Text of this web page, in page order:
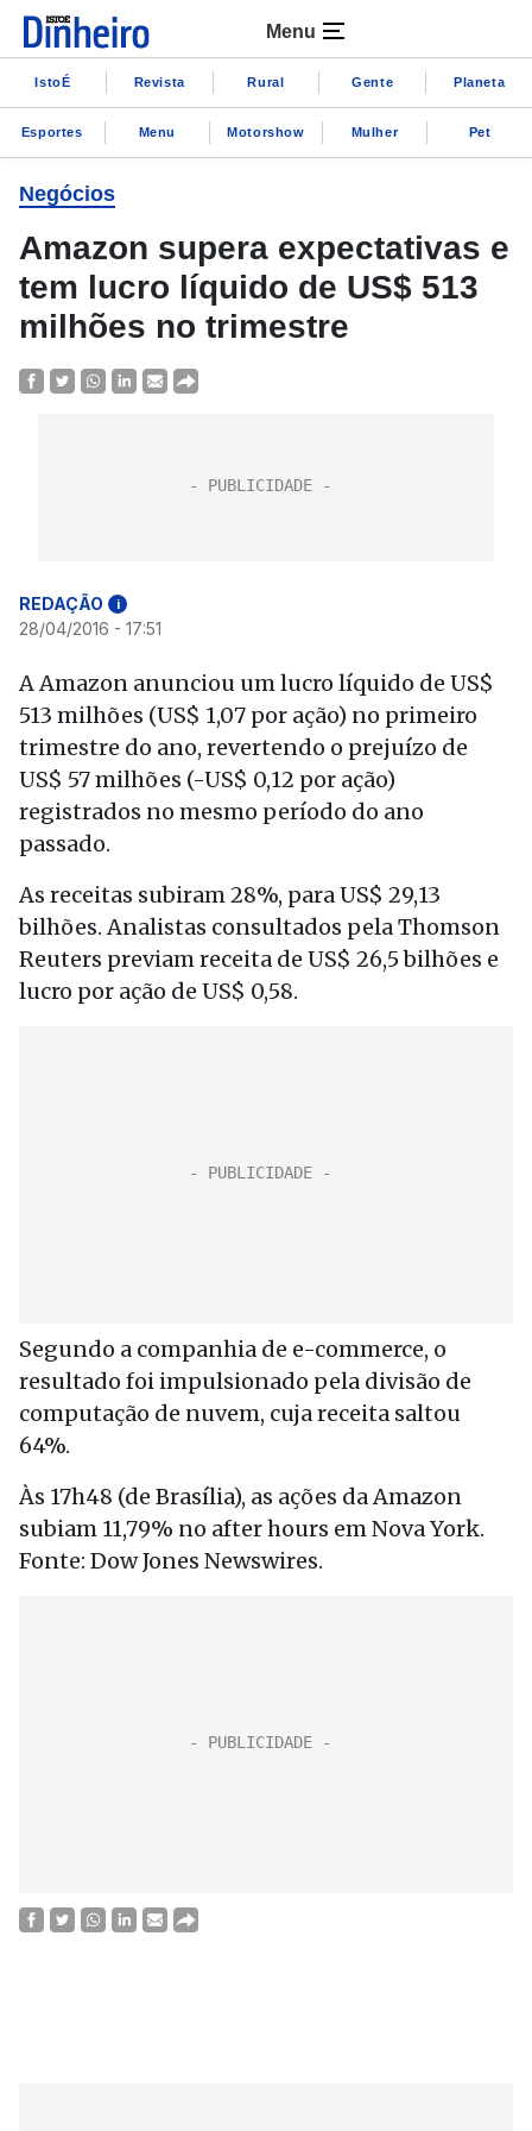
Menu
IstoÉ Revista Rural Gente Planeta
Esportes Menu Motorshow Mulher Pet
Negócios
Amazon supera expectativas e
tem lucro líquido de US$ 513
milhões no trimestre
REDAÇÃO i
28/04/2016 - 17:51
A Amazon anunciou um lucro líquido de US$
513 milhões (US$ 1,07 por ação) no primeiro
trimestre do ano, revertendo o prejuízo de
US$ 57 milhões (-US$ 0,12 por ação)
registrados no mesmo período do ano
passado.
As receitas subiram 28%, para US$ 29,13
bilhões. Analistas consultados pela Thomson
Reuters previam receita de US$ 26,5 bilhões e
lucro por ação de US$ 0,58.
Segundo a companhia de e-commerce, o
resultado foi impulsionado pela divisão de
computação de nuvem, cuja receita saltou
64%.
Às 17h48 (de Brasília), as ações da Amazon
subiam 11,79% no after hours em Nova York.
Fonte: Dow Jones Newswires.